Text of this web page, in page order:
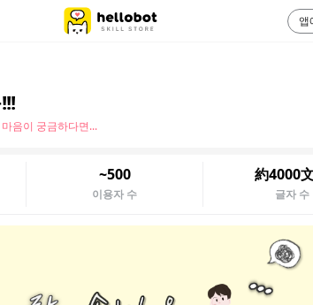
음이 궁금하다면...
~500
이용자 수
約4000
글자 수
앱